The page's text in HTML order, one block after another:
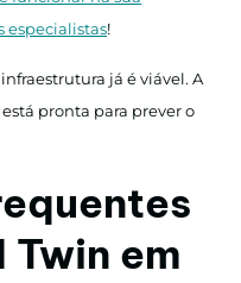
especialistas!
já é viável. A
pronta para prever o
em